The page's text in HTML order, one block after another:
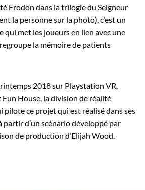
Frodon dans la trilogie du Seigneur
la personne sur la photo), c’est un
met les joueurs en lien avec une
la mémoire de patients
2018 sur Playstation VR,
Fun House, la division de réalité
pilote ce projet qui est réalisé dans ses
partir d’un scénario développé par
de production d’Elijah Wood.